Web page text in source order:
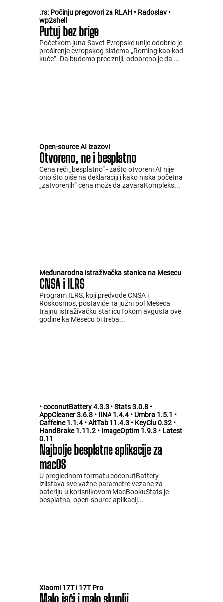
.rs: Počinju pregovori za RLAH • Radoslav •
wp2shell
Putuj bez brige
Početkom juna Savet Evropske unije odobrio je
proširenje evropskog sistema „Roming kao kod
kuće”. Da budemo precizniji, odobreno je da ...
Open-source AI izazovi
Otvoreno, ne i besplatno
Cena reči „besplatno” - zašto otvoreni AI nije
ono što piše na deklaraciji i kako niska početna
„zatvorenih” cena može da zavaraKompleks...
Međunarodna istraživačka stanica na Mesecu
CNSA i ILRS
Program ILRS, koji predvode CNSA i
Roskosmos, postaviće na južni pol Meseca
trajnu istraživačku stanicuTokom avgusta ove
godine ka Mesecu bi treba...
• coconutBattery 4.3.3 • Stats 3.0.8 •
AppCleaner 3.6.8 • IINA 1.4.4 • Umbra 1.5.1 •
Caffeine 1.1.4 • AltTab 11.4.3 • KeyClu 0.32 •
HandBrake 1.11.2 • ImageOptim 1.9.3 • Latest
0.11
Najbolje besplatne aplikacije za
macOS
U preglednom formatu coconutBattery
izlistava sve važne parametre vezane za
bateriju u korisnikovom MacBookuStats je
besplatna, open-source aplikacij...
Xiaomi 17T i 17T Pro
Malo jači i malo skuplji